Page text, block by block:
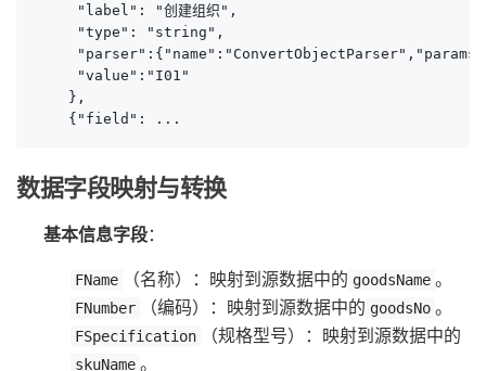
     "label": "创建组织",
     "type": "string",
     "value":"I01"
    },
    {"field": ...
数据字段映射与转换
基本信息字段：
FName （名称）：映射到源数据中的 goodsName 。
FNumber （编码）：映射到源数据中的 goodsNo 。
FSpecification （规格型号）：映射到源数据中的
skuName 。